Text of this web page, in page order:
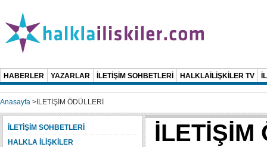
HABERLER YAZARLAR İLETİŞİM SOHBETLERİ HALKLAİLİŞKİLER TV
Anasayfa > İLETİŞİM ÖDÜLLERİ
İLETİŞİM
İLETİŞİM SOHBETLERİ
HALKLA İLİŞKİLER